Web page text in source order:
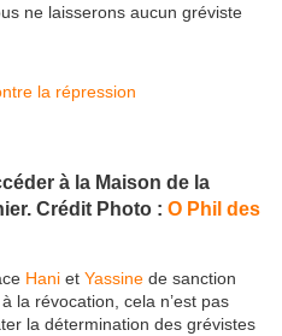
ne laisserons aucun gréviste
à la Maison de la
Crédit Photo : O Phil des
Hani et Yassine de sanction
la révocation, cela n’est pas
la détermination des grévistes